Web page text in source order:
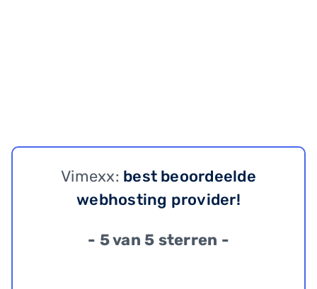
Vimexx: best beoordeelde
webhosting provider!
- 5 van 5 sterren -